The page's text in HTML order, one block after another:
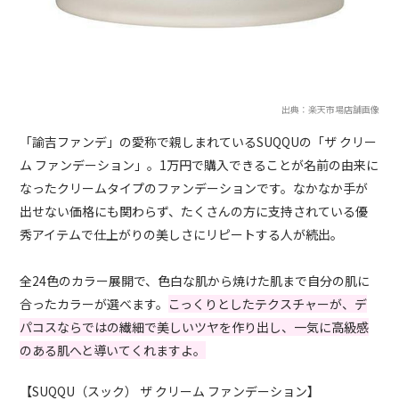
出典：楽天市場店舗画像
「諭吉ファンデ」の愛称で親しまれているSUQQUの「ザ クリー
ム ファンデーション」。1万円で購入できることが名前の由来に
なったクリームタイプのファンデーションです。なかなか手が
出せない価格にも関わらず、たくさんの方に支持されている優
秀アイテムで仕上がりの美しさにリピートする人が続出。
全24色のカラー展開で、色白な肌から焼けた肌まで自分の肌に
合ったカラーが選べます。 こっくりとしたテクスチャーが、デ
パコスならではの繊細で美しいツヤを作り出し、一気に高級感
のある肌へと導いてくれますよ。
【SUQQU（スック） ザ クリーム ファンデーション】